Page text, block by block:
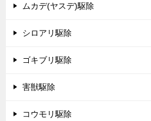
ムカデ(ヤスデ)駆除
シロアリ駆除
ゴキブリ駆除
害獣駆除
コウモリ駆除